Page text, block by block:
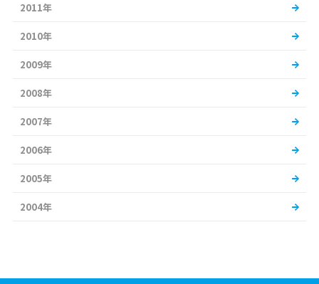
2011年
2010年
2009年
2008年
2007年
2006年
2005年
2004年